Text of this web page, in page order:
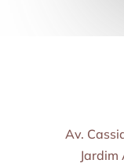
Av.
Jardim